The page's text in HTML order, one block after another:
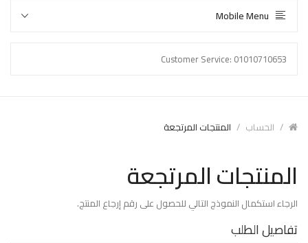
Mobile Menu
Customer Service: 01010710653
الحساب المنتجات المرتجعة
المنتجات المرتجعة
الرجاء استكمال النموذج التالي للحصول على رقم إرجاع المنتج.
تفاصيل الطلب